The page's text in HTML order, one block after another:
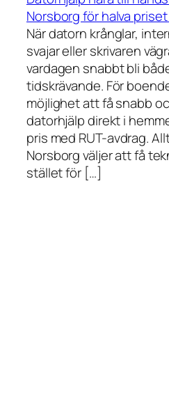
Norsborg för halva
När datorn krånglar,
svajar eller skrivaren
vardagen snabbt bli
tidskrävande. För
möjlighet att få snabb
datorhjälp direkt i
pris med RUT-avdrag.
Norsborg väljer att få
stället för […]